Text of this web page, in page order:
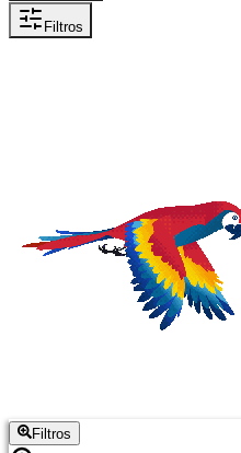
Filtros
Filtros